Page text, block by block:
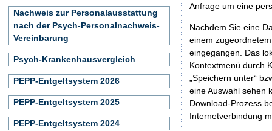
Anfrage um eine
Nachdem Sie eine
einem
eingegangen. Das
Kontextmenü durch
„Speichern unter“
eine Auswahl sehen
Download-Prozess
Internetverbindung
Nachweis zur Personalausstattung
nach der Psych-Personalnachweis-
Vereinbarung
Psych-Krankenhausvergleich
PEPP-Entgeltsystem 2026
PEPP-Entgeltsystem 2025
PEPP-Entgeltsystem 2024